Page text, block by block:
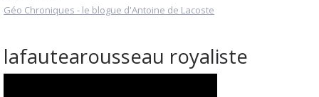
Géo Chroniques - le blogue d'Antoine de Lacoste
lafautearousseau royaliste